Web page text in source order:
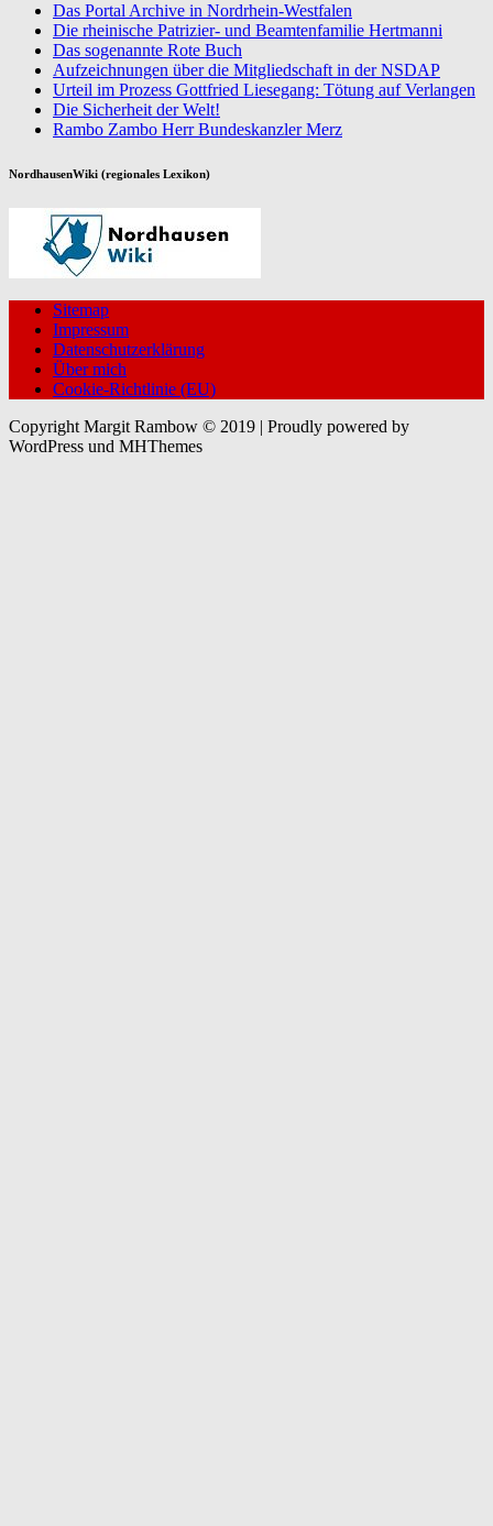
Das Portal Archive in Nordrhein-Westfalen
Die rheinische Patrizier- und Beamtenfamilie Hertmanni
Das sogenannte Rote Buch
Aufzeichnungen über die Mitgliedschaft in der NSDAP
Urteil im Prozess Gottfried Liesegang: Tötung auf Verlangen
Die Sicherheit der Welt!
Rambo Zambo Herr Bundeskanzler Merz
NordhausenWiki (regionales Lexikon)
Sitemap
Impressum
Datenschutzerklärung
Über mich
Cookie-Richtlinie (EU)
Copyright Margit Rambow © 2019 | Proudly powered by
WordPress und MHThemes